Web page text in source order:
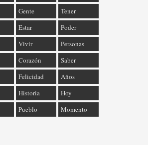
Gente
Tener
Estar
Poder
Vivir
Personas
Corazón
Saber
Felicidad
Años
Historia
Hoy
Pueblo Momento